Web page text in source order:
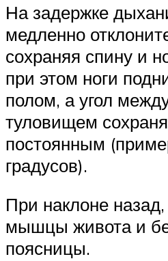
На задержке
медленно
сохраняя спину и
при этом ноги
полом, а угол
туловищем
постоянным
градусов).
При наклоне
мышцы живота и
поясницы.